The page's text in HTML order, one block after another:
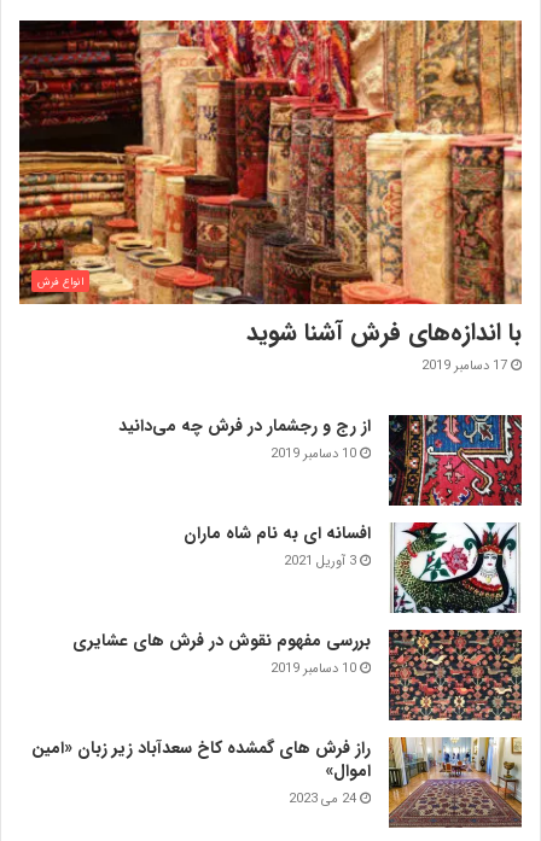
انواع فرش
با اندازه‌‌های فرش آشنا شوید
17 دسامبر 2019
از رج و رجشمار در فرش چه می‌دانید
10 دسامبر 2019
افسانه ای به نام شاه ماران
3 آوریل 2021
بررسی مفهوم نقوش در فرش‌ های عشایری
10 دسامبر 2019
راز فرش های گمشده کاخ سعدآباد زیر زبان «امین
اموال»
24 می 2023